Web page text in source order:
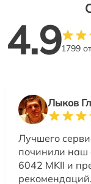
4.91799
Лыков
Лучшего
починили наш
6042 MKII и
рекомендаций.